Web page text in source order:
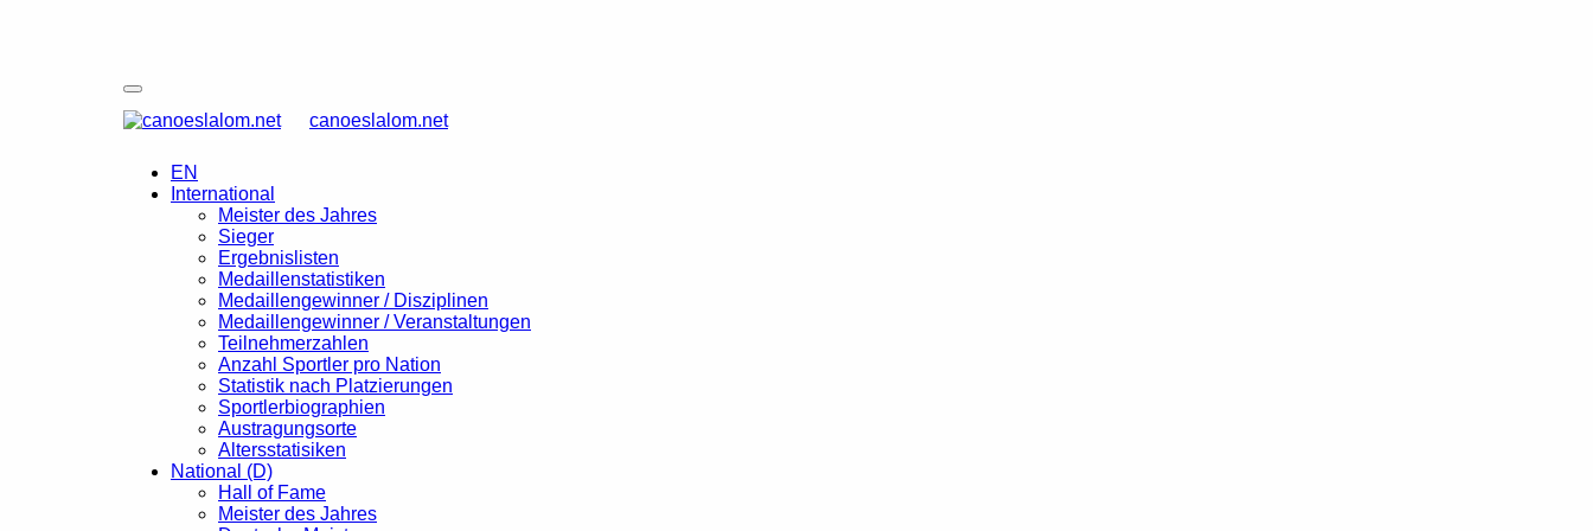
canoeslalom.net
EN
International
Meister des Jahres
Sieger
Ergebnislisten
Medaillenstatistiken
Medaillengewinner / Disziplinen
Medaillengewinner / Veranstaltungen
Teilnehmerzahlen
Anzahl Sportler pro Nation
Statistik nach Platzierungen
Sportlerbiographien
Austragungsorte
Altersstatisiken
National (D)
Hall of Fame
Meister des Jahres